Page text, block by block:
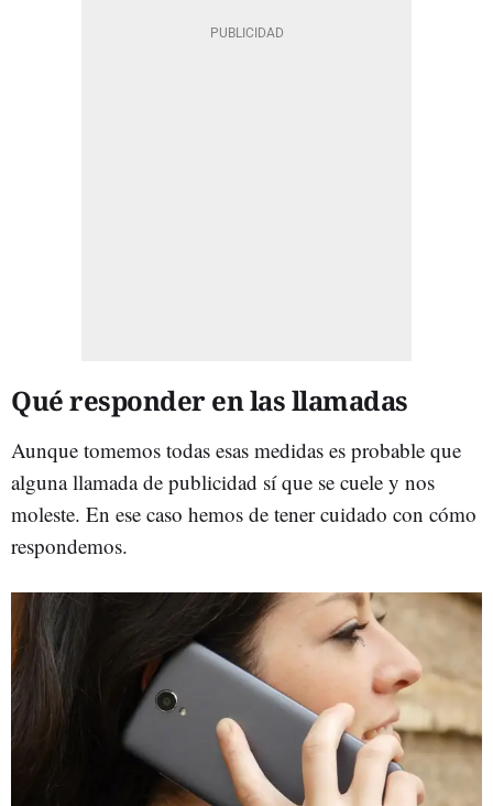
Qué responder en las llamadas
Aunque tomemos todas esas medidas es probable que
alguna llamada de publicidad sí que se cuele y nos
moleste. En ese caso hemos de tener cuidado con cómo
respondemos.